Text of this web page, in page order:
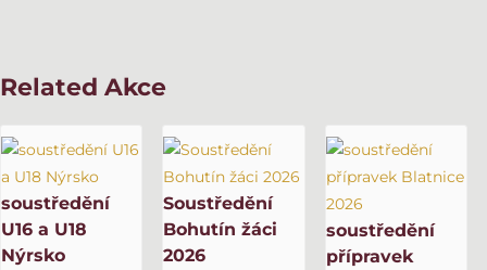
Related Akce
soustředění
U16 a U18
Nýrsko
Soustředění
Bohutín žáci
2026
soustředění
přípravek